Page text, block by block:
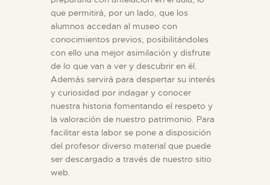
DIDÁCTICA
ESPAÑOL
PREPARAR LA VISITA
ACTIVIDADES
█
que permitirá, por un lado, que los
alumnos accedan al museo con
conocimientos previos, posibilitándoles
con ello una mejor asimilación y disfrute
de lo que van a ver y descubrir en él.
Además servirá para despertar su interés
y curiosidad por indagar y conocer
nuestra historia fomentando el respeto y
la valoración de nuestro patrimonio. Para
facilitar esta labor se pone a disposición
del profesor diverso material que puede
ser descargado a través de nuestro sitio
web.